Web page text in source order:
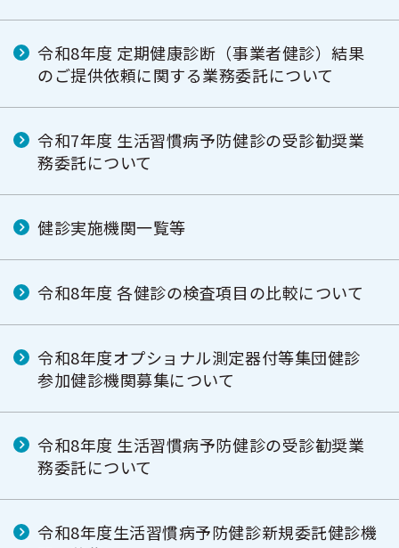
令和8年度 定期健康診断（事業者健診）結果
のご提供依頼に関する業務委託について
令和7年度 生活習慣病予防健診の受診勧奨業
務委託について
健診実施機関一覧等
令和8年度 各健診の検査項目の比較について
令和8年度オプショナル測定器付等集団健診
参加健診機関募集について
令和8年度 生活習慣病予防健診の受診勧奨業
務委託について
令和8年度生活習慣病予防健診新規委託健診機